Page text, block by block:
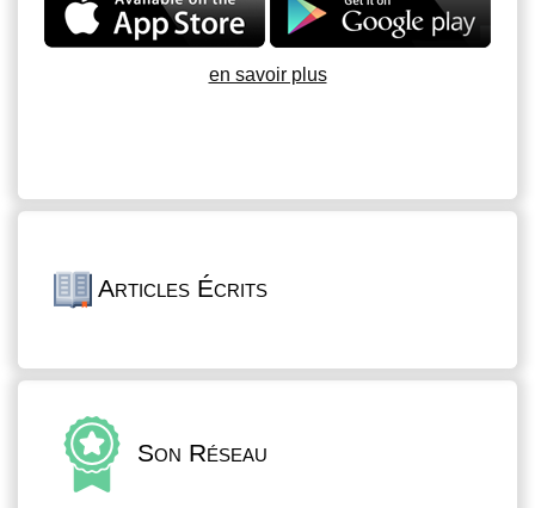
en savoir plus
Articles Écrits
Son Réseau